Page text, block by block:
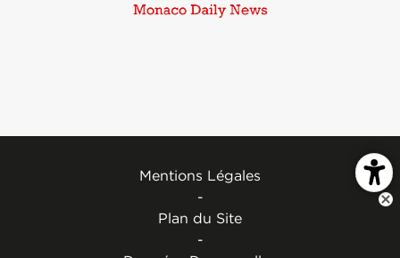
Mentions Légales
-
Plan du Site
-